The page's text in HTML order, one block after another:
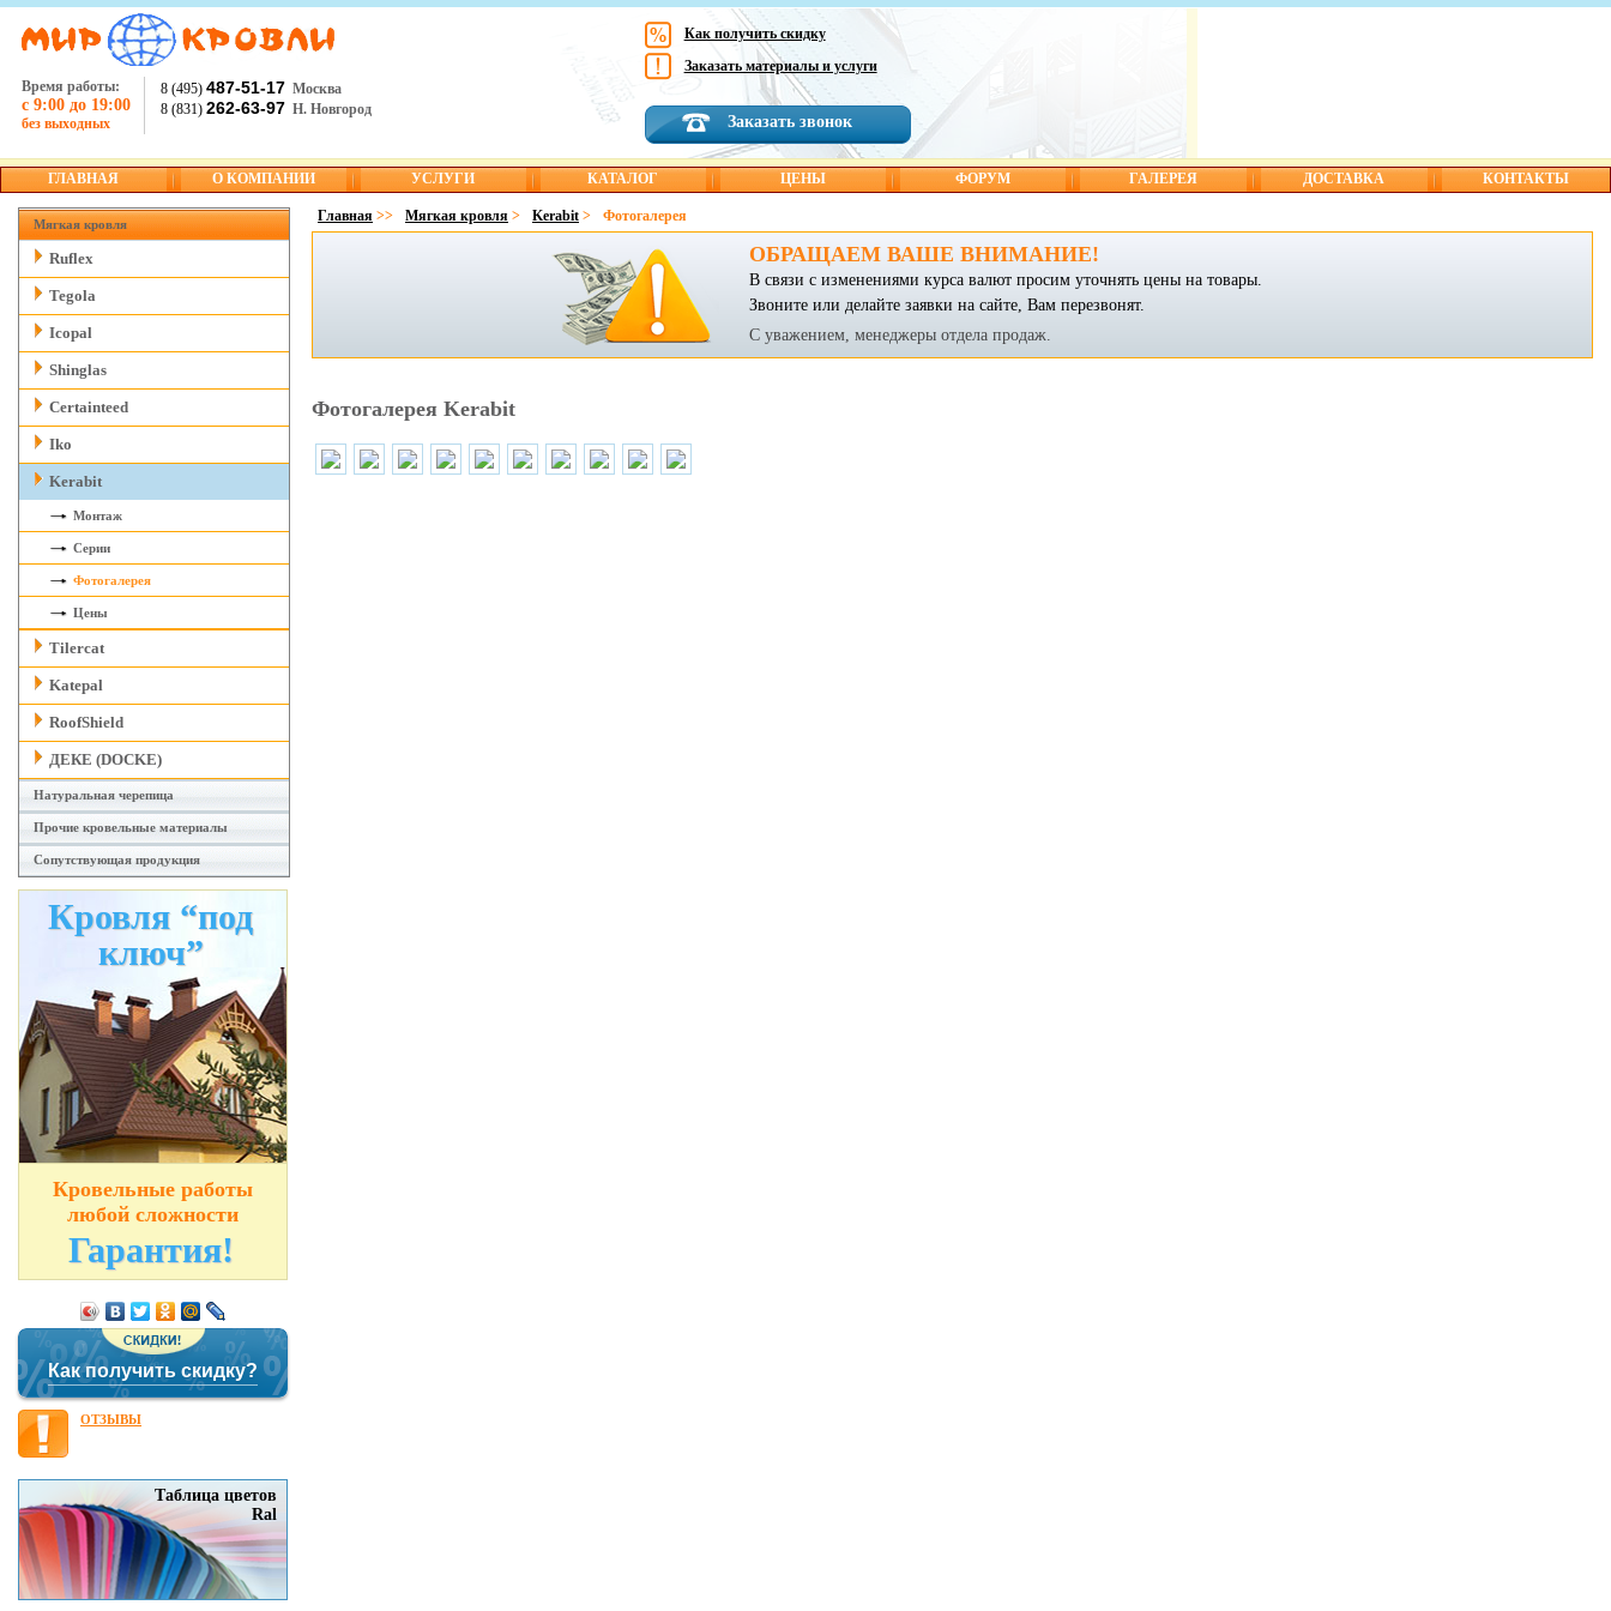
Как получить скидку
Заказать материалы и услуги
Заказать звонок
Время работы:
с 9:00 до 19:00
без выходных
8 (495) 487-51-17 Москва
8 (831) 262-63-97 Н. Новгород
ГЛАВНАЯ О КОМПАНИИ УСЛУГИ КАТАЛОГ ЦЕНЫ ФОРУМ ГАЛЕРЕЯ ДОСТАВКА КОНТАКТЫ
Мягкая кровля
Ruflex
Tegola
Icopal
Shinglas
Certainteed
Iko
Kerabit
Монтаж
Серии
Фотогалерея
Цены
Tilercat
Katepal
RoofShield
ДЕКЕ (DOCKE)
Натуральная черепица
Прочие кровельные материалы
Сопутствующая продукция
Кровля “под
ключ”
Кровельные работы
любой сложности
Гарантия!
Как получить скидку?
ОТЗЫВЫ
Таблица цветов
Ral
Главная >> Мягкая кровля > Kerabit > Фотогалерея
ОБРАЩАЕМ ВАШЕ ВНИМАНИЕ!
В связи с изменениями курса валют просим уточнять цены на товары.
Звоните или делайте заявки на сайте, Вам перезвонят.
С уважением, менеджеры отдела продаж.
Фотогалерея Kerabit